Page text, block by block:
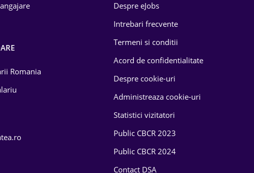
Romania
Despre eJobs
Intrebari frecvente
Termeni si conditii
Acord de confidentialitate
Despre cookie-uri
Administreaza cookie-uri
Statistici vizitatori
Public CBCR 2023
Public CBCR 2024
Contact DSA